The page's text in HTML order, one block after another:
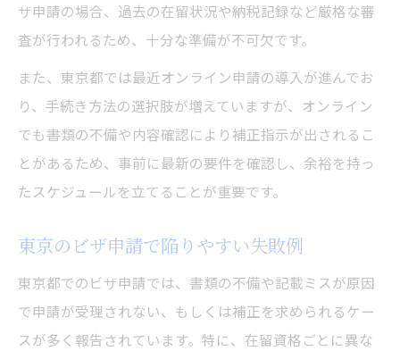
ント
理由書でビザ申請の真正性を伝えるコツ
ビザ申請時の追加資料請求を防ぐ方法
ビザ申請審査期間を見据えた賢いスケジューリ
ング
ビザ申請の審査期間を考慮した計画立案術
東京のビザ申請審査が長期化する背景とは
家族計画に役立つビザ申請スケジューリン
審査期間中の生活設計と備えのポイント
ザ申請の場合、過去の在留状況や納税記録など厳格な審
査が行われるため、十分な準備が不可欠です。
また、東京都では最近オンライン申請の導入が進んでお
り、手続き方法の選択肢が増えていますが、オンライン
でも書類の不備や内容確認により補正指示が出されるこ
とがあるため、事前に最新の要件を確認し、余裕を持っ
たスケジュールを立てることが重要です。
東京のビザ申請で陥りやすい失敗例
東京都でのビザ申請では、書類の不備や記載ミスが原因
で申請が受理されない、もしくは補正を求められるケー
スが多く報告されています。特に、在留資格ごとに異な